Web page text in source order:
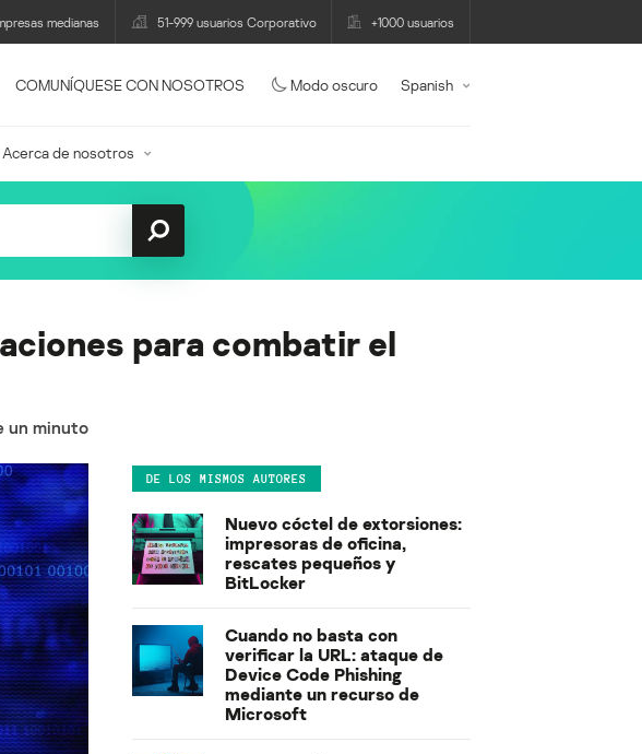
medianas 51-999 usuarios Corporativo +1000 usuarios
COMUNÍQUESE CON NOSOTROS Modo oscuro Spanish
Acerca de nosotros
para combatir el
un minuto
DE LOS MISMOS AUTORES
Nuevo cóctel de extorsiones:
impresoras de oficina,
rescates pequeños y
BitLocker
Cuando no basta con
verificar la URL: ataque de
Device Code Phishing
mediante un recurso de
Microsoft